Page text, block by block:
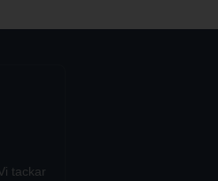
tackar